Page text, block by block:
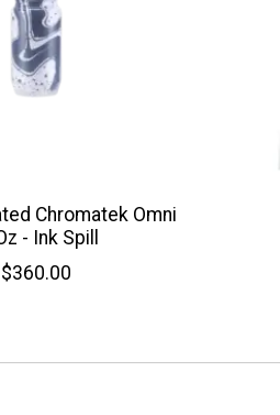
Chromatek Omni
- Ink Spill
$360.00